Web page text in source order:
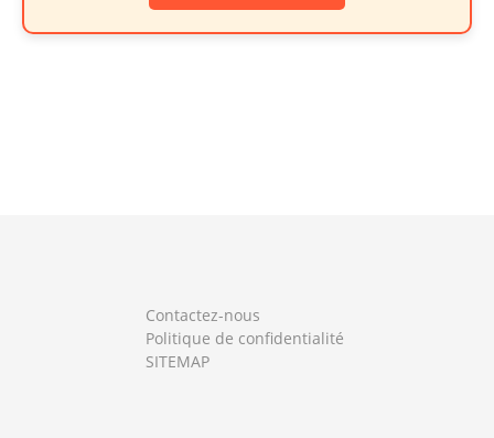
Contactez-nous
Politique de confidentialité
SITEMAP